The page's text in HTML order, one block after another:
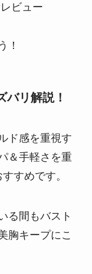
ビュー
！
リ解説！
ド感を重視す
＆手軽さを重
すめです。
る間もバスト
胸キープにこ